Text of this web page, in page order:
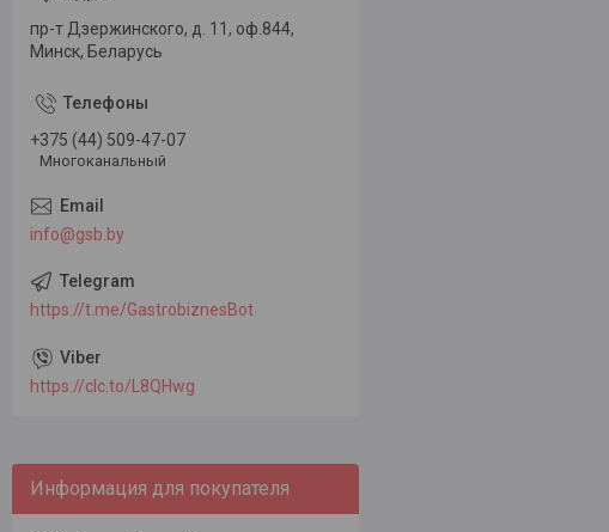
пр-т Дзержинского, д. 11, оф.844,
Минск, Беларусь
+375 (44) 509-47-07
Многоканальный
info@gsb.by
https://t.me/GastrobiznesBot
https://clc.to/L8QHwg
Информация для покупателя